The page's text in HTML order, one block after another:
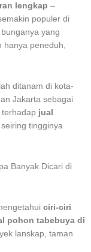
lengkap –
populer di
yang
peneduh,
ditanam di kota-
Jakarta sebagai
jual
tingginya
Banyak Dicari di
ciri-ciri
pohon tabebuya di
lanskap, taman